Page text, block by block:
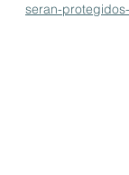
seran-